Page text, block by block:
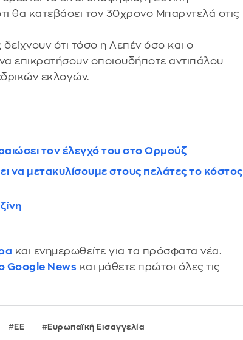
θα κατεβάσει τον 30χρονο Μπαρντελά στις
ότι τόσο η Λεπέν όσο και ο
επικρατήσουν οποιουδήποτε αντιπάλου
εκλογών.
τον έλεγχό του στο Ορμούζ
να μετακυλίσουμε στους πελάτες το κόστος
και ενημερωθείτε για τα πρόσφατα νέα.
Google News και μάθετε πρώτοι όλες τις
ΕΕ Ευρωπαϊκή Εισαγγελία